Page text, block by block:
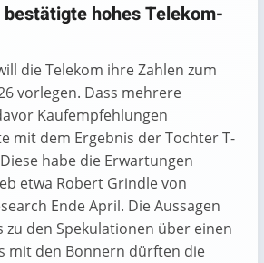
hohes Telekom-
die Telekom ihre Zahlen zum
vorlegen. Dass mehrere
Kaufempfehlungen
mit dem Ergebnis der Tochter T-
habe die Erwartungen
etwa Robert Grindle von
Ende April. Die Aussagen
zu den Spekulationen über einen
mit den Bonnern dürften die